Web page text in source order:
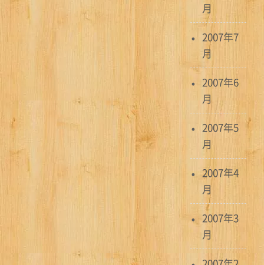
月
2007年7
月
2007年6
月
2007年5
月
2007年4
月
2007年3
月